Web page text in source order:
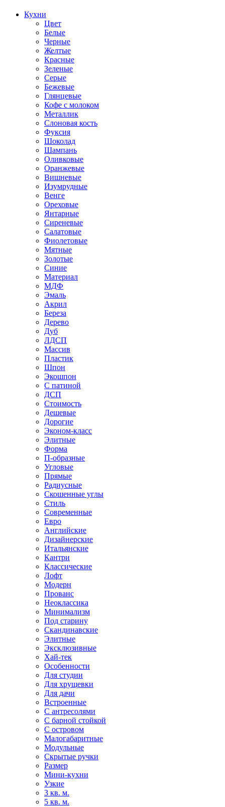
Кухни
Цвет
Белые
Черные
Желтые
Красные
Зеленые
Серые
Бежевые
Глянцевые
Кофе с молоком
Металлик
Слоновая кость
Фуксия
Шоколад
Шампань
Оливковые
Оранжевые
Вишневые
Изумрудные
Венге
Ореховые
Янтарные
Сиреневые
Салатовые
Фиолетовые
Мятные
Золотые
Синие
Материал
МДФ
Эмаль
Акрил
Береза
Дерево
Дуб
ЛДСП
Массив
Пластик
Шпон
Экошпон
С патиной
ДСП
Стоимость
Дешевые
Дорогие
Эконом-класс
Элитные
Форма
П-образные
Угловые
Прямые
Радиусные
Скошенные углы
Стиль
Современные
Евро
Английские
Дизайнерские
Итальянские
Кантри
Классические
Лофт
Модерн
Прованс
Неоклассика
Минимализм
Под старину
Скандинавские
Элитные
Эксклюзивные
Хай-тек
Особенности
Для студии
Для хрущевки
Для дачи
Встроенные
С антресолями
С барной стойкой
С островом
Малогабаритные
Модульные
Скрытые ручки
Размер
Мини-кухни
Узкие
3 кв. м.
5 кв. м.